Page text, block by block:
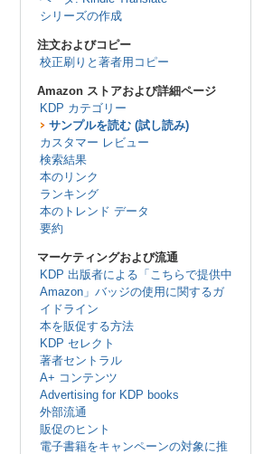
シリーズの作成
注文およびコピー
校正刷りと著者用コピー
Amazon ストアおよび詳細ページ
KDP カテゴリー
サンプルを読む (試し読み)
カスタマー レビュー
検索結果
本のリンク
ランキング
本のトレンド データ
要約
マーケティングおよび流通
KDP 出版者による「こちらで提供中
Amazon」バッジの使用に関するガ
イドライン
本を販促する方法
KDP セレクト
著者セントラル
A+ コンテンツ
Advertising for KDP books
外部流通
販促のヒント
電子書籍をキャンペーンの対象に推